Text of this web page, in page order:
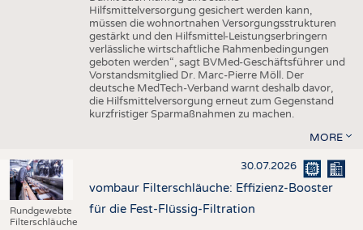
Hilfsmittelversorgung gesichert werden kann,
müssen die wohnortnahen Versorgungsstrukturen
gestärkt und den Hilfsmittel-Leistungserbringern
verlässliche wirtschaftliche Rahmenbedingungen
geboten werden“, sagt BVMed-Geschäftsführer und
Vorstandsmitglied Dr. Marc-Pierre Möll. Der
deutsche MedTech-Verband warnt deshalb davor,
die Hilfsmittelversorgung erneut zum Gegenstand
kurzfristiger Sparmaßnahmen zu machen.
MORE
Rundgewebte
Filterschläuche
30.07.2026
vombaur Filterschläuche: Effizienz-Booster
für die Fest-Flüssig-Filtration